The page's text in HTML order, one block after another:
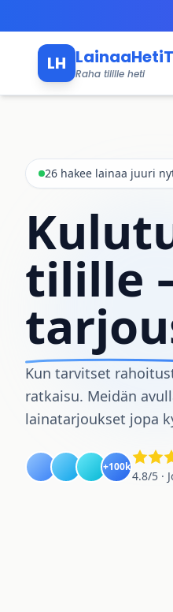
LH Raha tilille heti
26 hakee lainaa juuri
tilille
Kun tarvitset
ratkaisu. Meidän
lainatarjoukset jopa
+100k
4.8/5 ·